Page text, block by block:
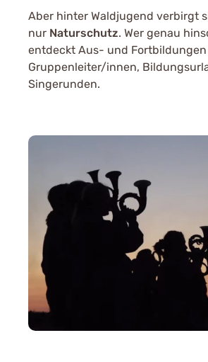
Aber hinter Waldjugend verbirgt
nur Naturschutz. Wer genau
entdeckt Aus- und
Gruppenleiter/innen,
Singerunden.